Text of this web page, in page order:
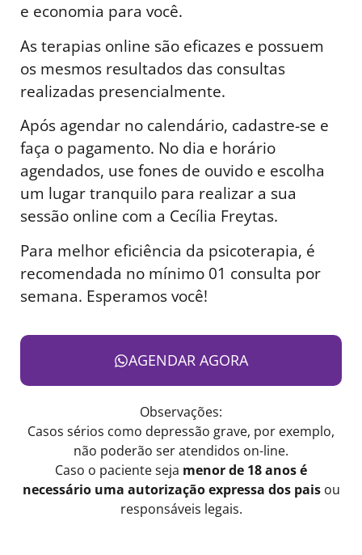
e economia para você.
As terapias online são eficazes e possuem
os mesmos resultados das consultas
realizadas presencialmente.
Após agendar no calendário, cadastre-se e
faça o pagamento. No dia e horário
agendados, use fones de ouvido e escolha
um lugar tranquilo para realizar a sua
sessão online com a Cecília Freytas.
Para melhor eficiência da psicoterapia, é
recomendada no mínimo 01 consulta por
semana. Esperamos você!
AGENDAR AGORA
Observações:
Casos sérios como depressão grave, por exemplo,
não poderão ser atendidos on-line.
Caso o paciente seja menor de 18 anos é
necessário uma autorização expressa dos paisou
responsáveis legais.